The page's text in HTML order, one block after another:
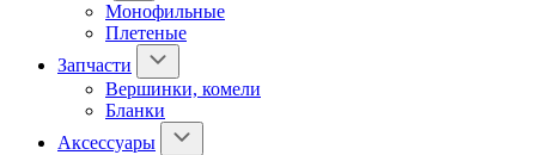
Монофильные
Плетеные
Запчасти
Вершинки, комели
Бланки
Аксессуары